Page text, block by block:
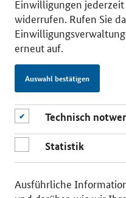
Einwilligungen
widerrufen. Rufen Sie
erneut auf.
Auswahl bestätigen
Technisch
Statistik
Ausführliche